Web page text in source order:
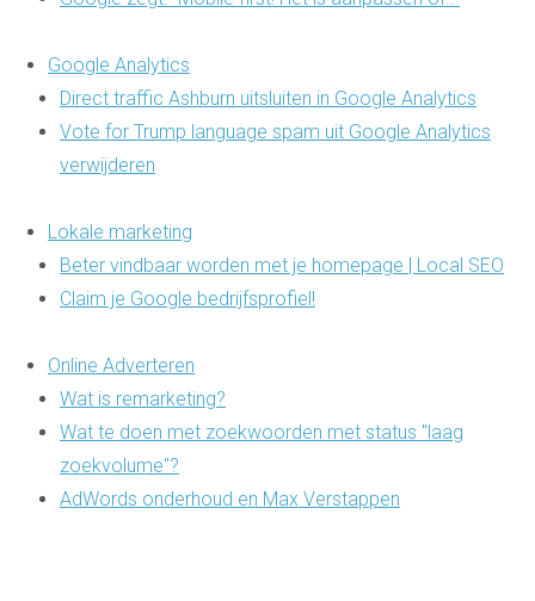
Google Analytics
Direct traffic Ashburn uitsluiten in Google Analytics
Vote for Trump language spam uit Google Analytics
verwijderen
Lokale marketing
Beter vindbaar worden met je homepage | Local SEO
Claim je Google bedrijfsprofiel!
Online Adverteren
Wat is remarketing?
Wat te doen met zoekwoorden met status "laag
zoekvolume"?
AdWords onderhoud en Max Verstappen